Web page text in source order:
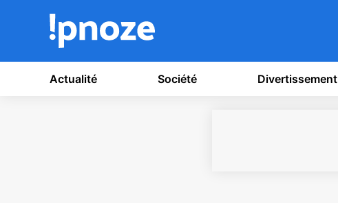
Actualité Société Divertissement